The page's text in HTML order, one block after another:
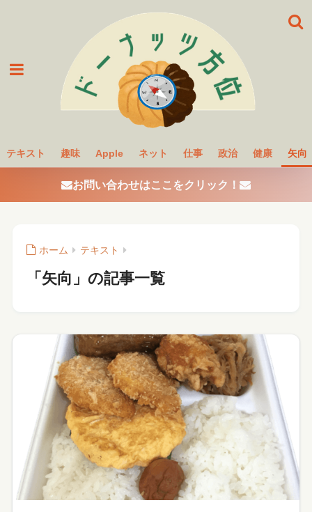
テキスト 趣味 Apple ネット 仕事 政治 健康 矢向
お問い合わせはここをクリック！
ホーム テキスト
「矢向」の記事一覧